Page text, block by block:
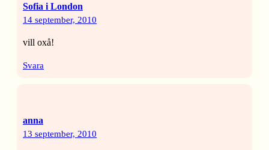
Sofia i London
14 september, 2010
vill oxå!
Svara
anna
13 september, 2010